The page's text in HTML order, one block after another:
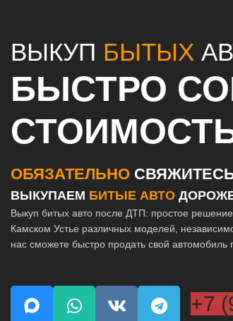
ВЫКУП БЫТЫХ
БЫСТРО
ОБЯЗАТЕЛЬНО
ВЫКУПАЕМ БИТЫЕ АВТО
Выкуп битых авто после ДТП: простое
Камском Устье различных моделей,
нас сможете быстро продать свой
+7